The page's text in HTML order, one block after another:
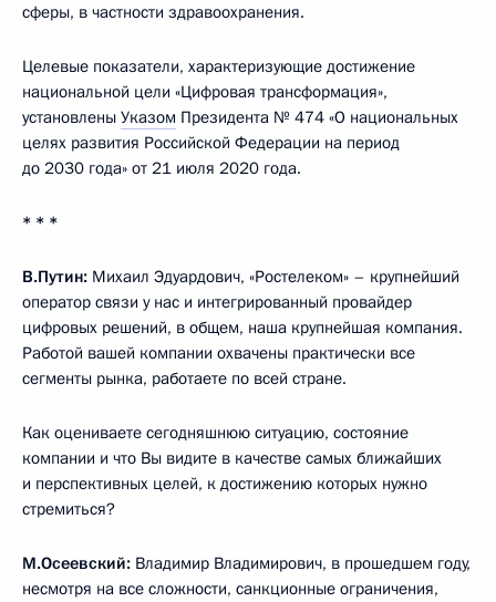
сферы, в частности здравоохранения.
Целевые показатели, характеризующие достижение
национальной цели «Цифровая трансформация»,
установлены Указом Президента № 474 «О национальных
целях развития Российской Федерации на период
до 2030 года» от 21 июля 2020 года.
* * *
В.Путин: Михаил Эдуардович, «Ростелеком» – крупнейший
оператор связи у нас и интегрированный провайдер
цифровых решений, в общем, наша крупнейшая компания.
Работой вашей компании охвачены практически все
сегменты рынка, работаете по всей стране.
Как оцениваете сегодняшнюю ситуацию, состояние
компании и что Вы видите в качестве самых ближайших
и перспективных целей, к достижению которых нужно
стремиться?
М.Осеевский: Владимир Владимирович, в прошедшем году,
несмотря на все сложности, санкционные ограничения,